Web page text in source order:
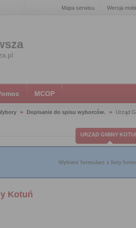
Mapa serwisu Wersja
MCOP
Dopisanie do spisu wyborców. Urząd
URZĄD GMINY
Wybierz formularz z listy
Kotuń